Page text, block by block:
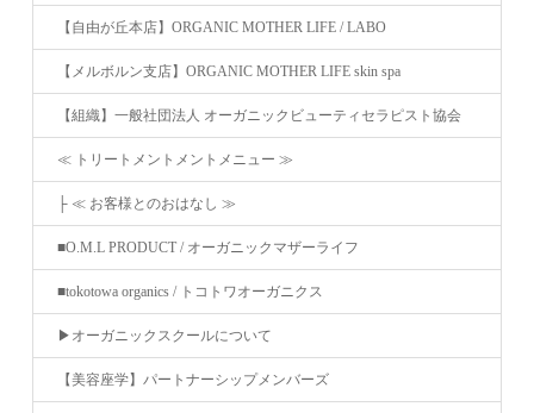
【自由が丘本店】ORGANIC MOTHER LIFE / LABO
【メルボルン支店】ORGANIC MOTHER LIFE skin spa
【組織】一般社団法人 オーガニックビューティセラピスト協会
≪ トリートメントメントメニュー ≫
├ ≪ お客様とのおはなし ≫
■O.M.L PRODUCT / オーガニックマザーライフ
■tokotowa organics / トコトワオーガニクス
▶︎オーガニックスクールについて
【美容座学】パートナーシップメンバーズ